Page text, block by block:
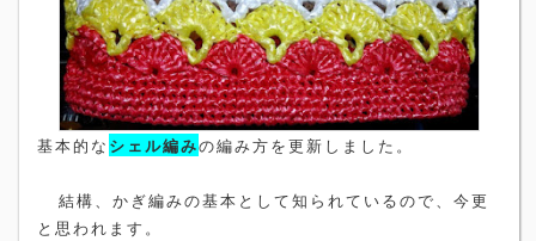
基本的な シェル編みの編み方を更新しました。
結構、かぎ編みの基本として知られているので、今更
と思われます。